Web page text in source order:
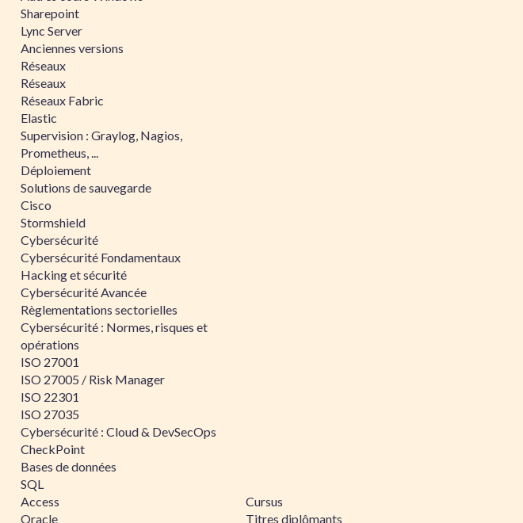
Sharepoint
Lync Server
Anciennes versions
Réseaux
Réseaux
Réseaux Fabric
Elastic
Supervision : Graylog, Nagios,
Prometheus, ...
Déploiement
Solutions de sauvegarde
Cisco
Stormshield
Cybersécurité
Cybersécurité Fondamentaux
Hacking et sécurité
Cybersécurité Avancée
Règlementations sectorielles
Cybersécurité : Normes, risques et
opérations
ISO 27001
ISO 27005 / Risk Manager
ISO 22301
ISO 27035
Cybersécurité : Cloud & DevSecOps
CheckPoint
Bases de données
SQL
Access
Oracle
Cursus
Titres diplômants